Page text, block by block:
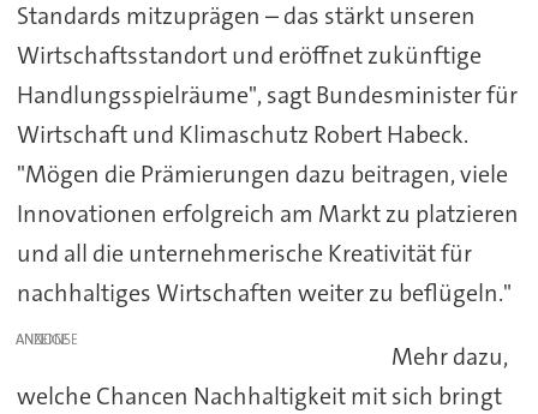
Standards mitzuprägen – das stärkt unseren
Wirtschaftsstandort und eröffnet zukünftige
Handlungsspielräume", sagt Bundesminister für
Wirtschaft und Klimaschutz Robert Habeck.
"Mögen die Prämierungen dazu beitragen, viele
Innovationen erfolgreich am Markt zu platzieren
und all die unternehmerische Kreativität für
nachhaltiges Wirtschaften weiter zu beflügeln."
ANZEIGE
Mehr dazu,
welche Chancen Nachhaltigkeit mit sich bringt